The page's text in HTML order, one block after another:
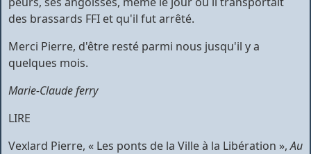
des brassards FFI et qu'il fut arrêté.
Merci Pierre, d'être resté parmi nous jusqu'il y a
quelques mois.
Marie-Claudeferry
LIRE
Vexlard Pierre, « Les ponts de la Ville à la Libération »,Au